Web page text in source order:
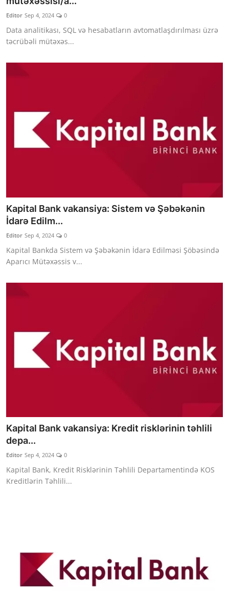
Editor Sep 4, 2024 0
Data analitikası, SQL və hesabatların avtomatlaşdırılması üzrə
təcrübəli mütəxəs...
Kapital Bank vakansiya: Sistem və Şəbəkənin
İdarə Edilm...
Editor Sep 4, 2024 0
Kapital Bankda Sistem və Şəbəkənin İdarə Edilməsi Şöbəsində
Aparıcı Mütəxəssis v...
Kapital Bank vakansiya: Kredit risklərinin təhlili
depa...
Editor Sep 4, 2024 0
Kapital Bank, Kredit Risklərinin Təhlili Departamentində KOS
Kreditlərin Təhlili...